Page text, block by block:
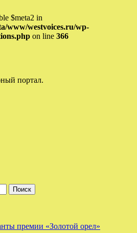
$meta2 in
www/westvoices.ru/wp-
on line 366
портал.
премии «Золотой орел»